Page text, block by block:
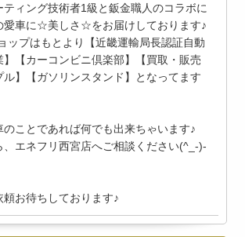
ティング技術者1級と鈑金職人のコラボに
愛車に☆美しさ☆をお届けしております♪
ップはもとより【近畿運輸局長認証自動
】【カーコンビニ倶楽部】【買取・販売
ル】【ガソリンスタンド】となってます
のことであれば何でも出来ちゃいます♪
、エネフリ西宮店へご相談ください(^_-)-
頼お待ちしております♪